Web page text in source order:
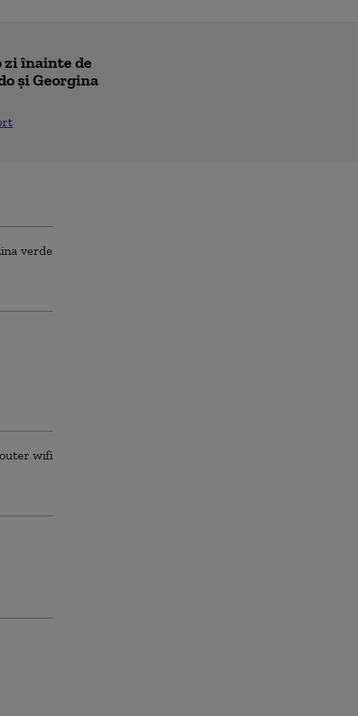
zi înainte de
și Georgina